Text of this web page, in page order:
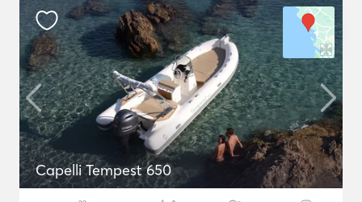
Capelli Tempest 650